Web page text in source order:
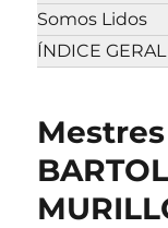
Somos Lidos
ÍNDICE GERAL